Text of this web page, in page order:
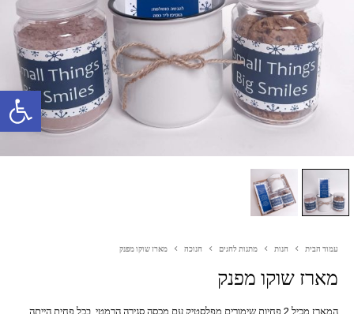
פתח סרגל נגישות
עמוד הבית חנות מתנות לחגים חנוכה מארז שוקו מפנק
מארז שוקו מפנק
המארז מכיל 2 פחיות שימורים מפלסטיק עם מכסה סגירה הרמטי, בכל פחית הייתה